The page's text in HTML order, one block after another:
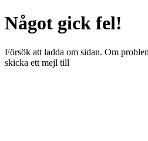
Något gick fel!
Försök att ladda om sidan. Om
skicka ett mejl till